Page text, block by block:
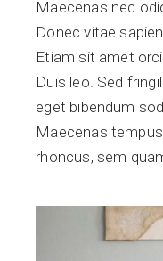
Maecenas nec
Donec vitae
Etiam sit amet
Duis leo. Sed
eget bibendum
Maecenas
rhoncus, sem